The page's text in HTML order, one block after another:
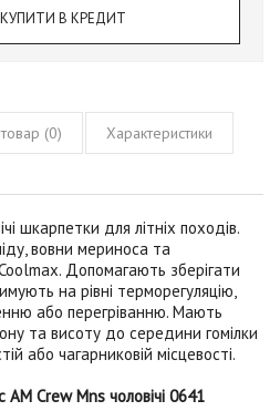
КУПИТИ В КРЕДИТ
(0) Характеристики
шкарпетки для літніх походів.
вовни мериноса та
. Допомагають зберігати
на рівні терморегуляцію,
або перегріванню. Мають
та висоту до середини гомілки
або чагарниковій місцевості.
Crew Mns чоловічі 0641